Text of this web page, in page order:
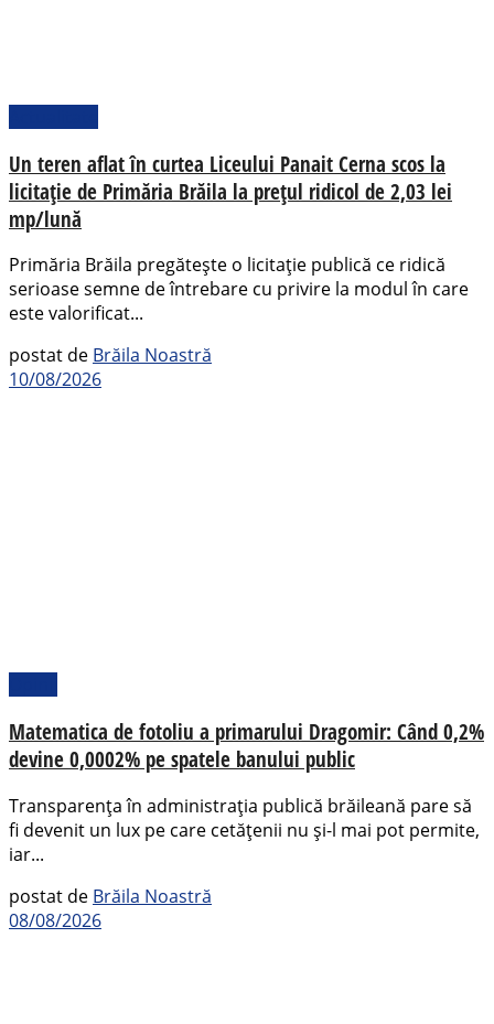
Un teren aflat în curtea Liceului Panait Cerna scos la
licitație de Primăria Brăila la prețul ridicol de 2,03 lei
mp/lună
Primăria Brăila pregătește o licitație publică ce ridică
serioase semne de întrebare cu privire la modul în care
este valorificat...
postat de Brăila Noastră
10/08/2026
Matematica de fotoliu a primarului Dragomir: Când 0,2%
devine 0,0002% pe spatele banului public
Transparența în administrația publică brăileană pare să
fi devenit un lux pe care cetățenii nu și-l mai pot permite,
iar...
postat de Brăila Noastră
08/08/2026